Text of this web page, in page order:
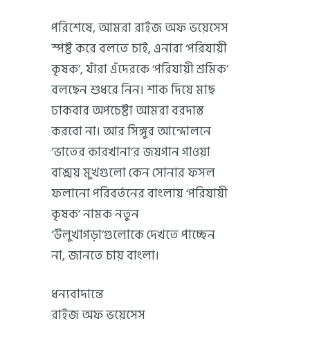
পরিশেষে, আমরা রাইজ অফ ভয়েসেস
স্পষ্ট করে বলতে চাই, এনারা ‘পরিযায়ী
কৃষক’, যাঁরা এঁদেরকে ‘পরিযায়ী শ্রমিক’
বলছেন শুধরে নিন। শাক দিয়ে মাছ
ঢাকবার অপচেষ্টা আমরা বরদাস্ত
করবো না। আর সিঙ্গুর আন্দোলনে
‘ভাতের কারখানা’র জয়গান গাওয়া
বাঙ্ময় মুখগুলো কেন সোনার ফসল
ফলানো পরিবর্তনের বাংলায় ‘পরিযায়ী
কৃষক’ নামক নতুন
‘উলুখাগড়া’গুলোকে দেখতে পাচ্ছেন
না, জানতে চায় বাংলা।
ধন্যবাদান্তে
রাইজ অফ ভয়েসেস